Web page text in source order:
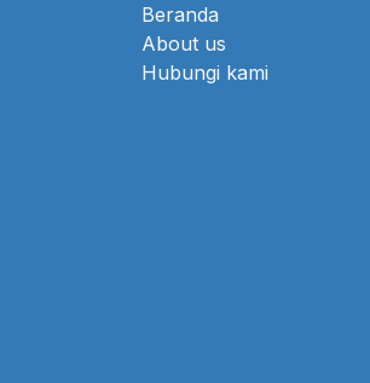
Beranda
About us
Hubungi kami